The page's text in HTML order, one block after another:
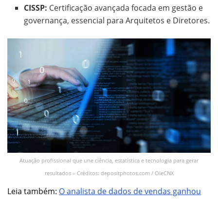
CISSP: Certificação avançada focada em gestão e
governança, essencial para Arquitetos e Diretores.
Atuação profissional que une ciência, estatística e tecnologia para gerar
resultados – Créditos: depositphotos.com / OleCNX
Leia também: O analista de dados de vendas ganhou